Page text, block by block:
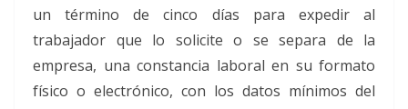
un término de cinco días para expedir al
trabajador que lo solicite o se separa de la
empresa, una constancia laboral en su formato
físico o electrónico, con los datos mínimos del